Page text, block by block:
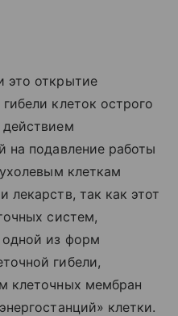
это открытие
клеток острого
на подавление работы
клеткам
лекарств, так как этот
систем,
из форм
гибели,
клеточных мембран
клетки.